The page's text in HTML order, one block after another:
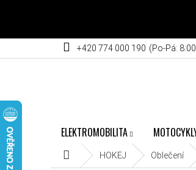
+420 774 000 190
ELEKTROMOBILITA
Domů HOKEJ Oblečení